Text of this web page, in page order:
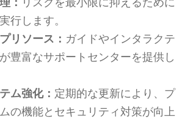
行します。
リソース： ガイドやインタラクテ
豊富なサポートセンターを提供し
ム強化： 定期的な更新により、プ
の機能とセキュリティ対策が向上